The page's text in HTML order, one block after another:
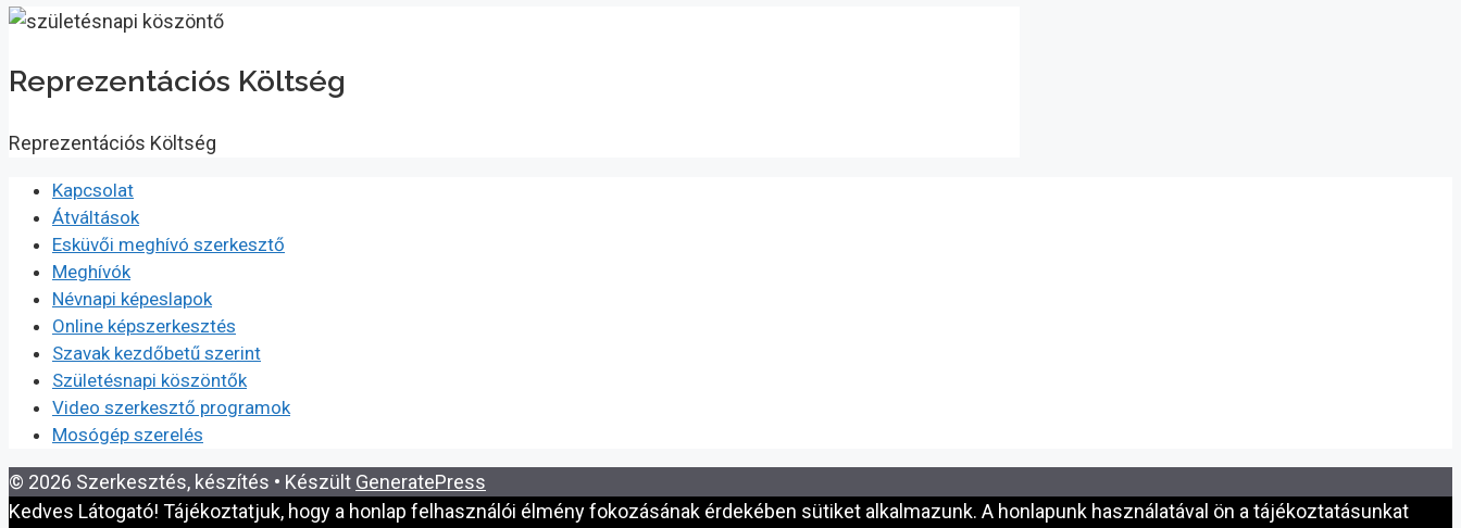
Reprezentációs Költség
Reprezentációs Költség
Kapcsolat
Átváltások
Esküvői meghívó szerkesztő
Meghívók
Névnapi képeslapok
Online képszerkesztés
Szavak kezdőbetű szerint
Születésnapi köszöntők
Video szerkesztő programok
Mosógép szerelés
© 2026 Szerkesztés, készítés • Készült GeneratePress
Kedves Látogató! Tájékoztatjuk, hogy a honlap felhasználói élmény fokozásának érdekében sütiket alkalmazunk. A honlapunk használatával ön a tájékoztatásunkat